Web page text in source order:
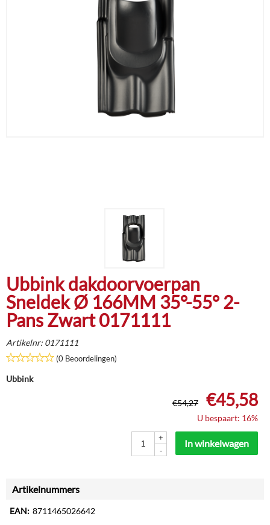
Ubbink dakdoorvoerpan
Sneldek Ø 166MM 35°-55° 2-
Pans Zwart 0171111
Artikelnr: 0171111
(0 Beoordelingen)
Ubbink
€54,27 €45,58
U bespaart: 16%
+
-
In winkelwagen
Artikelnummers
EAN: 8711465026642